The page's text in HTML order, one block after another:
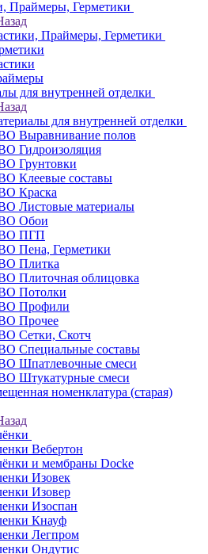
Праймеры, Герметики
Праймеры, Герметики
для внутренней отделки
для внутренней отделки
Выравнивание полов
Гидроизоляция
Грунтовки
Клеевые составы
Краска
Листовые материалы
Обои
ПГП
Пена, Герметики
Плитка
Плиточная облицовка
Потолки
Профили
Прочее
Сетки, Скотч
Специальные составы
Шпатлевочные смеси
Штукатурные смеси
номенклатура (старая)
Вебертон
и мембраны Docke
Изовек
Изовер
Изоспан
Кнауф
Легпром
Ондутис